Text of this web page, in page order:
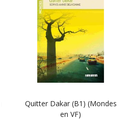
Quitter Dakar (B1) (Mondes
en VF)